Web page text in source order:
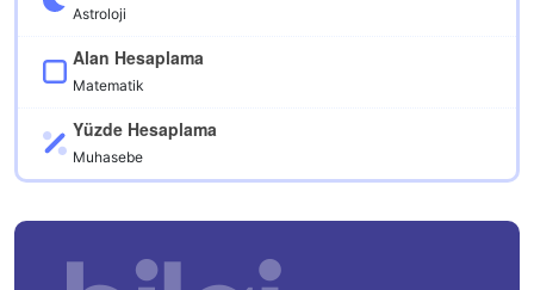
Astroloji
Alan Hesaplama
Matematik
Yüzde Hesaplama
Muhasebe